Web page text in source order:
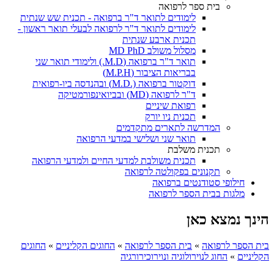
בית ספר לרפואה
לימודים לתואר ד"ר ברפואה - תכנית שש שנתית
לימודים לתואר ד"ר לרפואה לבעלי תואר ראשון -
תכנית ארבע שנתית
מסלול משולב MD PhD
תואר ד"ר ברפואה (M.D.) ולימודי תואר שני
בבריאות הציבור (M.P.H)
דוקטור ברפואה (.M.D) ובהנדסה ביו-רפואית
ד"ר לרפואה (MD) ובביואינפורמטיקה
רפואת שיניים
תכנית ניו יורק
המדרשה לתארים מתקדמים
תואר שני ושלישי במדעי הרפואה
תכנית משלבת
תכנית משולבת למדעי החיים ולמדעי הרפואה
תקנונים בפקולטה לרפואה
חילופי סטודנטים ברפואה
מלגות בבית הספר לרפואה
הינך נמצא כאן
בית הספר לרפואה » בית הספר לרפואה » החוגים הקליניים » החוגים
הקליניים » החוג לנוירולוגיה ונוירוכירורגיה